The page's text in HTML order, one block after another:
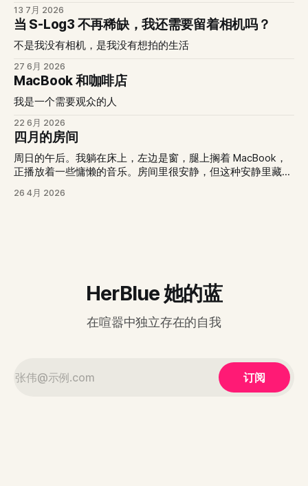
13 7月 2026
当 S-Log3 不再稀缺，我还需要留着相机吗？
不是我没有相机，是我没有想拍的生活
27 6月 2026
MacBook 和咖啡店
我是一个需要观众的人
22 6月 2026
四月的房间
周日的午后。我躺在床上，左边是窗，腿上搁着 MacBook，
正播放着一些慵懒的音乐。房间里很安静，但这种安静里藏着
了。大部分时间，我都在玩手机游戏或者翻看网页。以前，我
我觉得，自己好像脱离了真实的生活。网络世界非常顺滑，没
有任何阻力。而现实世界是有质感的，它需要人去触碰、去观
气温。这种真实且平淡的反馈，虽然没有游戏那样有趣，但却
26 4月 2026
HerBlue 她的蓝
在喧嚣中独立存在的自我
订阅